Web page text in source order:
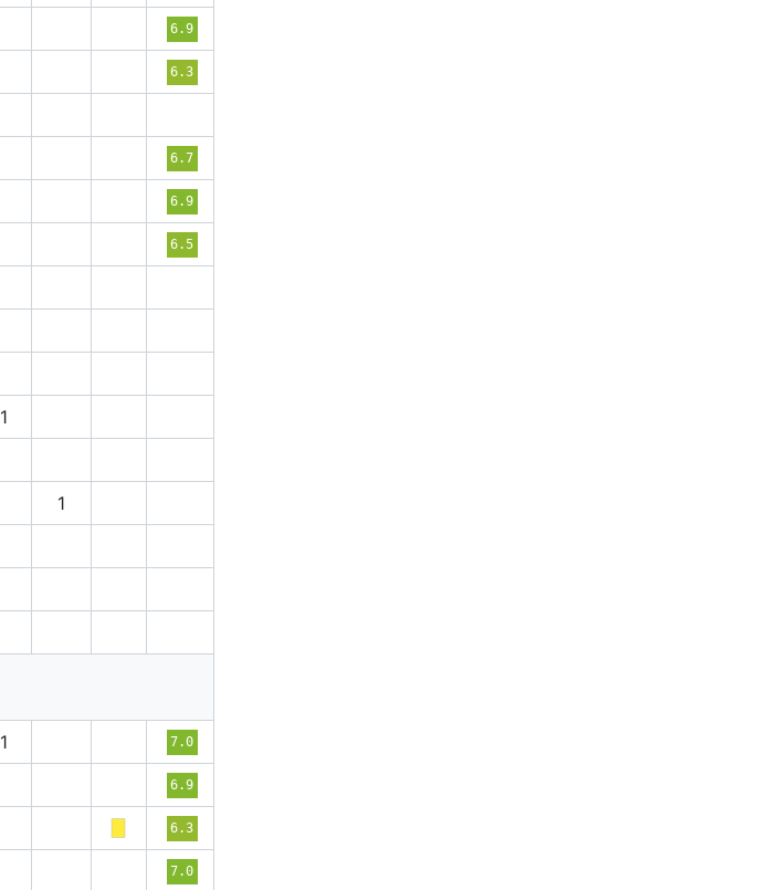
6.9
6.3
6.7
6.9
6.5
1
1
1 7.0
6.9
6.3
7.0